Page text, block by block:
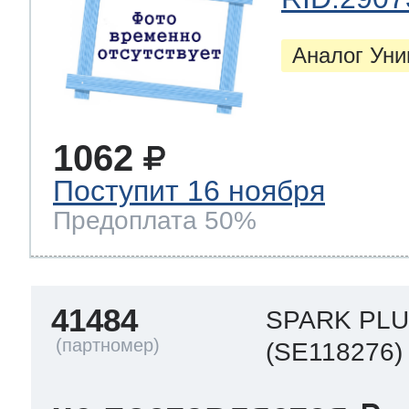
Аналог
1062
Поступит 16 ноября
Предоплата 50%
41484
SPARK
(SE118276)